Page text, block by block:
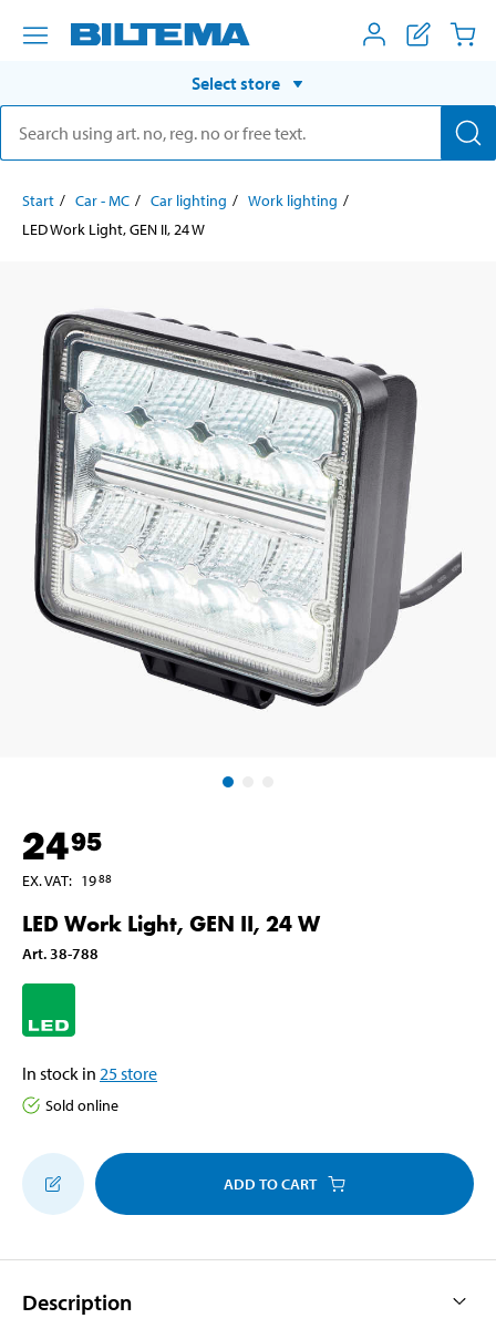
Select store
Start Car - MC Car lighting
Work lighting
LED Work Light, GEN II, 24 W
2495
EX. VAT: 1988
LED Work Light, GEN II, 24 W
Art. 38-788
In stock in 25store
Sold online
ADD TO CART
Description